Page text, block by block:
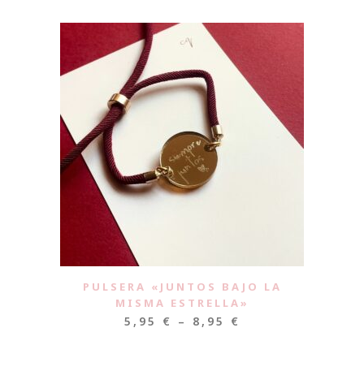
PULSERA «JUNTOS BAJO LA
MISMA ESTRELLA»
5,95 € – 8,95 €